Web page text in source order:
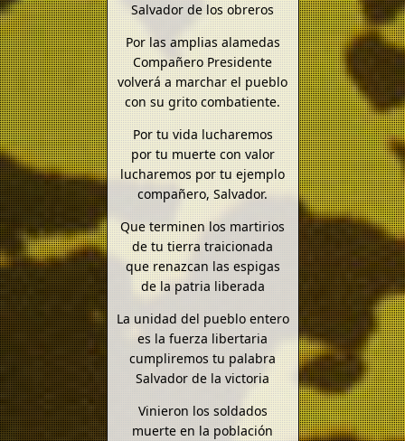
Salvador de los obreros
Por las amplias alamedas
Compañero Presidente
volverá a marchar el pueblo
con su grito combatiente.
Por tu vida lucharemos
por tu muerte con valor
lucharemos por tu ejemplo
compañero, Salvador.
Que terminen los martirios
de tu tierra traicionada
que renazcan las espigas
de la patria liberada
La unidad del pueblo entero
es la fuerza libertaria
cumpliremos tu palabra
Salvador de la victoria
Vinieron los soldados
muerte en la población